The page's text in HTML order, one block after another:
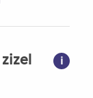
zizel i